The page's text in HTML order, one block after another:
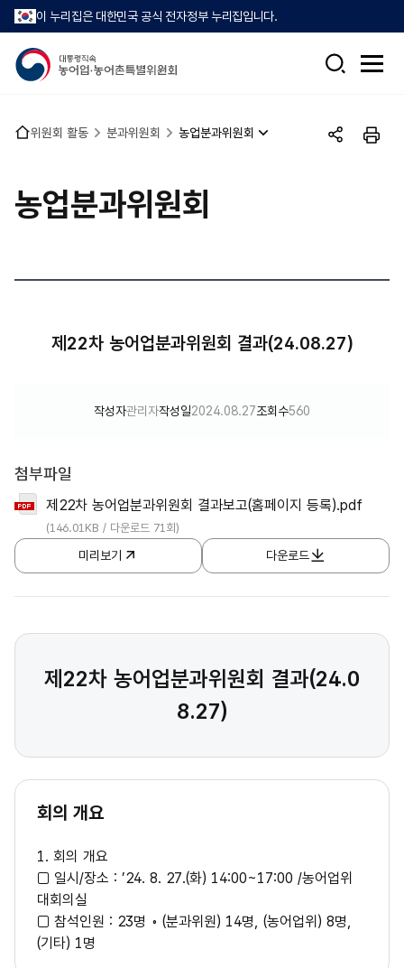
이 누리집은 대한민국 공식 전자정부 누리집입니다.
검
전
뉴
열
홈 위원회 활동 분과위원회 농업분과위원회
공
인
농업분과위원회
제22차 농어업분과위원회 결과(24.08.27)
작성자관리자작성일2024.08.27조회수560
첨부파일
제22차 농어업분과위원회 결과보고(홈페이지 등록).pdf
(146.01KB / 다운로드 71회)
미리보기 다운로드
제22차 농어업분과위원회 결과(24.0
8.27)
회의 개요
1. 회의 개요
□ 일시/장소 : ’24. 8. 27.(화) 14:00~17:00 /농어업위
대회의실
□ 참석인원 : 23명 ◦ (분과위원) 14명, (농어업위) 8명,
(기타) 1명